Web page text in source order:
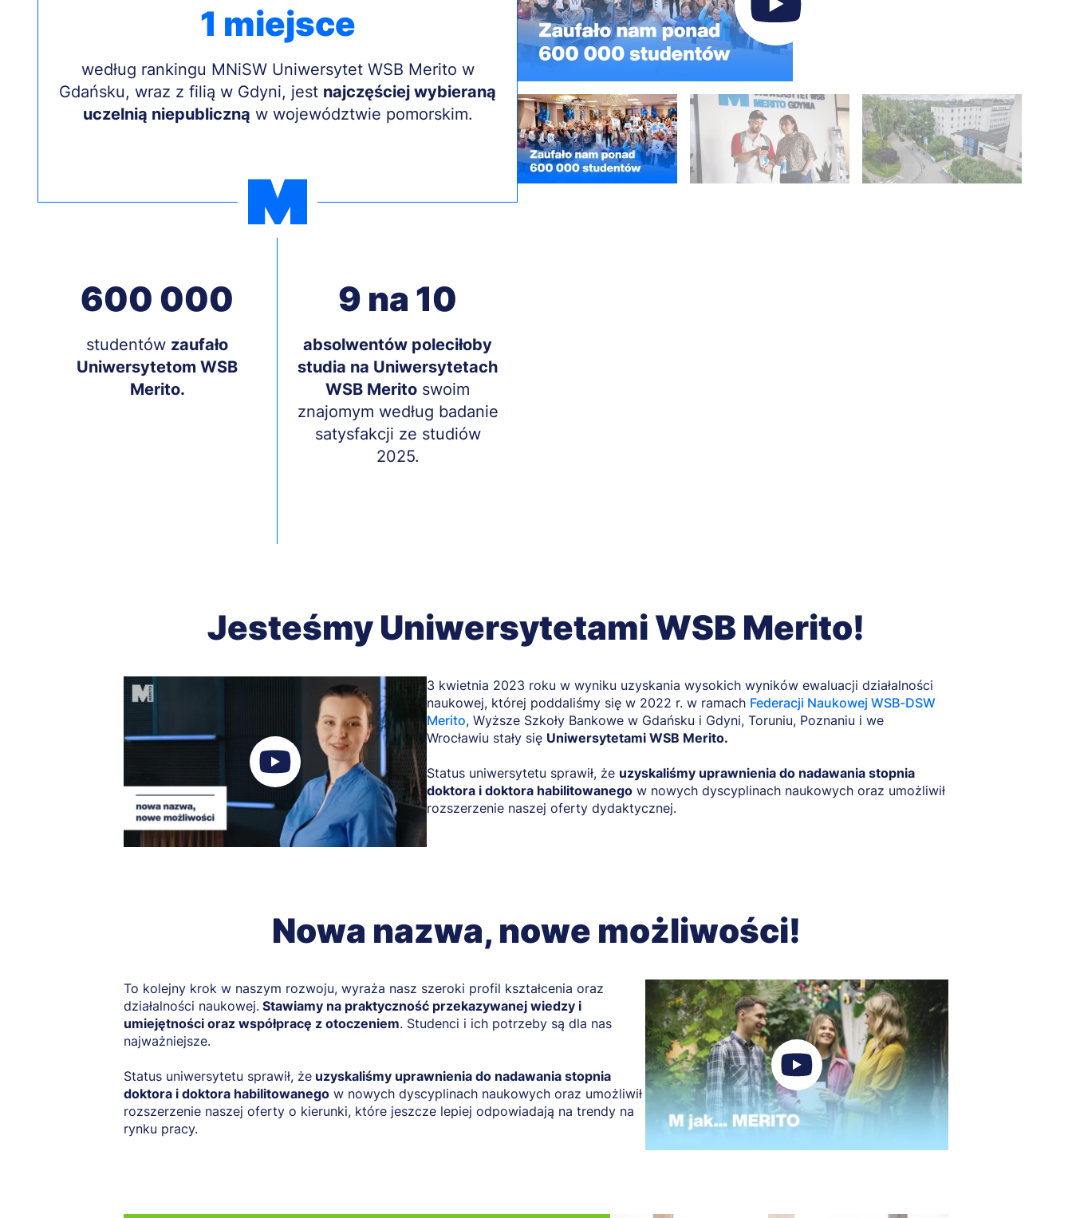
1 miejsce
Treśćwedług rankingu MNiSW Uniwersytet WSB Merito w
Gdańsku, wraz z filią w Gdyni, jest najczęściej wybieraną
uczelnią niepubliczną w województwie pomorskim.
600 000
Treśćstudentów zaufało
Uniwersytetom WSB
Merito.
9 na 10
Treść
absolwentów poleciłoby
studia na Uniwersytetach
WSB Merito swoim
znajomym według badanie
satysfakcji ze studiów
2025.
Jesteśmy Uniwersytetami WSB Merito!
3 kwietnia 2023 roku w wyniku uzyskania wysokich wyników ewaluacji działalności
naukowej, której poddaliśmy się w 2022 r. w ramach Federacji Naukowej WSB-DSW
Merito, Wyższe Szkoły Bankowe w Gdańsku i Gdyni, Toruniu, Poznaniu i we
Wrocławiu stały się Uniwersytetami WSB Merito.
Status uniwersytetu sprawił, że uzyskaliśmy uprawnienia do nadawania stopnia
doktora i doktora habilitowanego w nowych dyscyplinach naukowych oraz umożliwił
rozszerzenie naszej oferty dydaktycznej.
Nowa nazwa, nowe możliwości!
To kolejny krok w naszym rozwoju, wyraża nasz szeroki profil kształcenia oraz
działalności naukowej. Stawiamy na praktyczność przekazywanej wiedzy i
umiejętności oraz współpracę z otoczeniem. Studenci i ich potrzeby są dla nas
najważniejsze.
Status uniwersytetu sprawił, że uzyskaliśmy uprawnienia do nadawania stopnia
doktora i doktora habilitowanego w nowych dyscyplinach naukowych oraz umożliwił
rozszerzenie naszej oferty o kierunki, które jeszcze lepiej odpowiadają na trendy na
rynku pracy.